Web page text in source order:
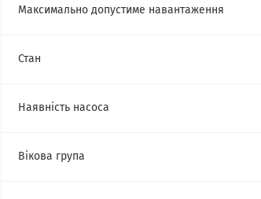
Максимально допустиме навантаження
Стан
Наявність насоса
Вікова група